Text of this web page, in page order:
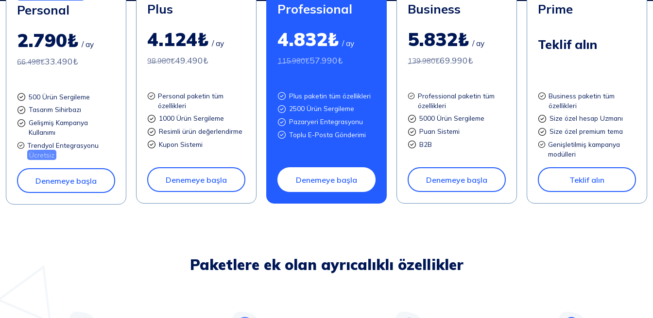
Personal
2.790₺ / ay
66.498₺33.490₺
500 Ürün Sergileme
Tasarım Sihirbazı
Gelişmiş Kampanya
Kullanımı
Trendyol Entegrasyonu
Ücretsiz
Denemeye başla
Plus
4.124₺ / ay
98.980₺49.490₺
Personal paketin tüm
özellikleri
1000 Ürün Sergileme
Resimli ürün değerlendirme
Kupon Sistemi
Denemeye başla
Professional
4.832₺ / ay
115.980₺57.990₺
Plus paketin tüm özellikleri
2500 Ürün Sergileme
Pazaryeri Entegrasyonu
Toplu E-Posta Gönderimi
Denemeye başla
Business
5.832₺ / ay
139.980₺69.990₺
Professional paketin tüm
özellikleri
5000 Ürün Sergileme
Puan Sistemi
B2B
Denemeye başla
Prime
Teklif alın
Business paketin tüm
özellikleri
Size özel hesap Uzmanı
Size özel premium tema
Genişletilmiş kampanya
modülleri
Teklif alın
Paketlere ek olan ayrıcalıklı özellikler